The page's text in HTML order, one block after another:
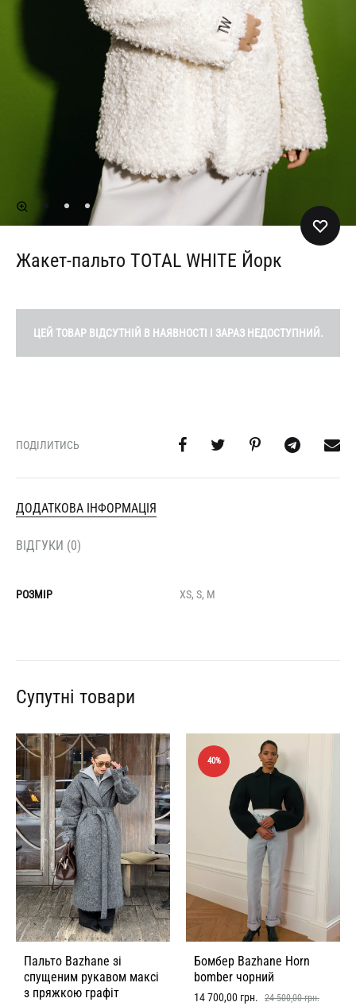
Жакет-пальто TOTAL WHITE Йорк
ЦЕЙ ТОВАР ВІДСУТНІЙ В НАЯВНОСТІ І ЗАРАЗ НЕДОСТУПНИЙ.
ПОДІЛИТИСЬ
ДОДАТКОВА ІНФОРМАЦІЯ
ВІДГУКИ (0)
РОЗМІР XS, S, M
Супутні товари
Пальто Bazhane зі
спущеним рукавом максі
з пряжкою графіт
40%
Бомбер Bazhane Horn
bomber чорний
14 700,00 грн. 24 500,00грн.